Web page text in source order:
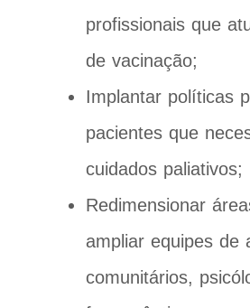
profissionais que
de vacinação;
Implantar políticas
pacientes que
cuidados paliativos;
Redimensionar
ampliar equipes de
comunitários,